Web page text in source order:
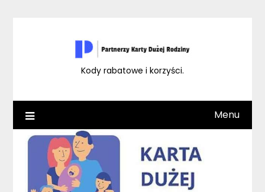
Kody rabatowe i korzyści.
Menu